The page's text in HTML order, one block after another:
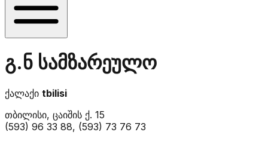
გ.ნ სამზარეულო
ქალაქი tbilisi
თბილისი, ცაიშის ქ. 15
(593) 96 33 88, (593) 73 76 73